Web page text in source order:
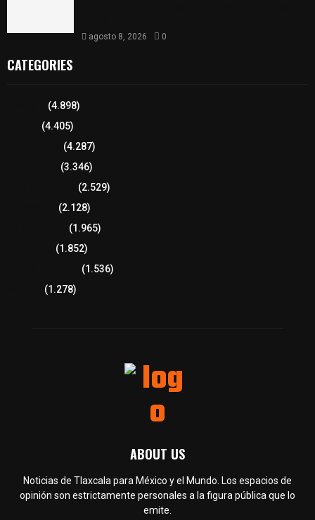
agosto 8, 2026 0
CATEGORIES
(4.898)
(4.405)
(4.287)
(3.346)
(2.529)
(2.128)
(1.965)
(1.852)
(1.536)
(1.278)
ABOUT US
Noticias de Tlaxcala para México y el Mundo. Los espacios de
opinión son estrictamente personales a la figura pública que lo
emite.